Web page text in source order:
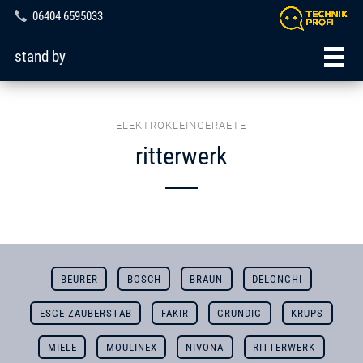
06404 6595033
stand by
ELEKTROKLEINGERAETE
ritterwerk
BEURER BOSCH BRAUN DELONGHI
ESGE-ZAUBERSTAB FAKIR GRUNDIG KRUPS
MIELE MOULINEX NIVONA RITTERWERK